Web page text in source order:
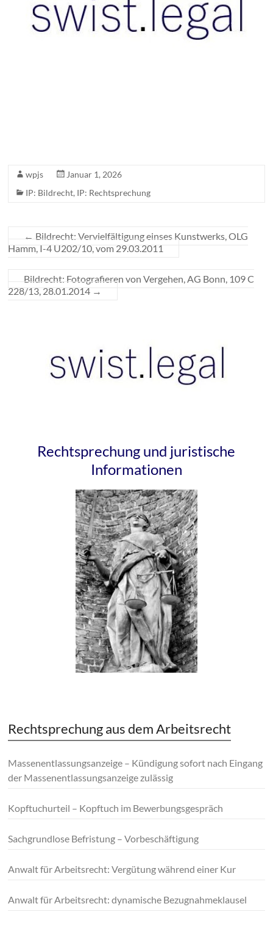
wpjs
Januar 1, 2026
IP: Bildrecht, IP: Rechtsprechung
← Bildrecht: Vervielfältigung einses Kunstwerks, OLG
Hamm, I-4 U202/10, vom 29.03.2011
Bildrecht: Fotografieren von Vergehen, AG Bonn, 109 C
228/13, 28.01.2014 →
Rechtsprechung und juristische
Informationen
Rechtsprechung aus dem Arbeitsrecht
Massenentlassungsanzeige – Kündigung sofort nach Eingang
der Massenentlassungsanzeige zulässig
Kopftuchurteil – Kopftuch im Bewerbungsgespräch
Sachgrundlose Befristung – Vorbeschäftigung
Anwalt für Arbeitsrecht: Vergütung während einer Kur
Anwalt für Arbeitsrecht: dynamische Bezugnahmeklausel